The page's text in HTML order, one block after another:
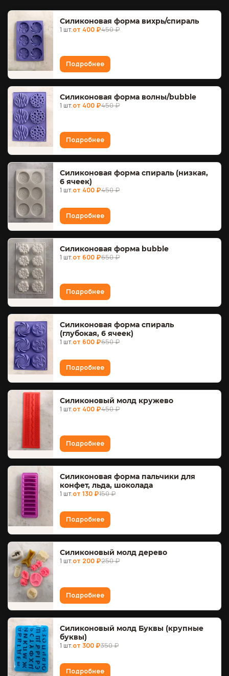
Силиконовая форма вихрь/спираль
1 шт.от 400 ₽450 ₽
Подробнее
Силиконовая форма волны/bubble
1 шт.от 400 ₽450 ₽
Подробнее
Силиконовая форма спираль (низкая,
6 ячеек)
1 шт.от 400 ₽450 ₽
Подробнее
Силиконовая форма bubble
1 шт.от 600 ₽650 ₽
Подробнее
Силиконовая форма спираль
(глубокая, 6 ячеек)
1 шт.от 600 ₽650 ₽
Подробнее
Силиконовый молд кружево
1 шт.от 400 ₽450 ₽
Подробнее
Силиконовая форма пальчики для
конфет, льда, шоколада
1 шт.от 130 ₽150 ₽
Подробнее
Силиконовый молд дерево
1 шт.от 200 ₽250 ₽
Подробнее
Силиконовый молд Буквы (крупные
буквы)
1 шт.от 300 ₽350 ₽
Подробнее